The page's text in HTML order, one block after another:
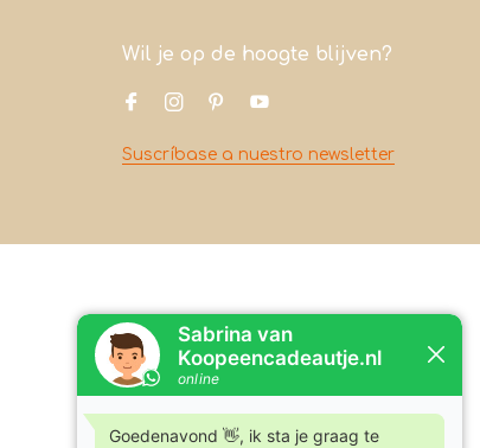
Wil je op de hoogte blijven?
Suscríbase a nuestro newsletter
Contacto
Koopeencadeautje.nl
7731DC Ommen